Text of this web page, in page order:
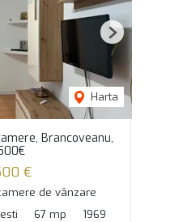
Harta
Next
Brancoveanu,
€
de vânzare
67 mp 1969